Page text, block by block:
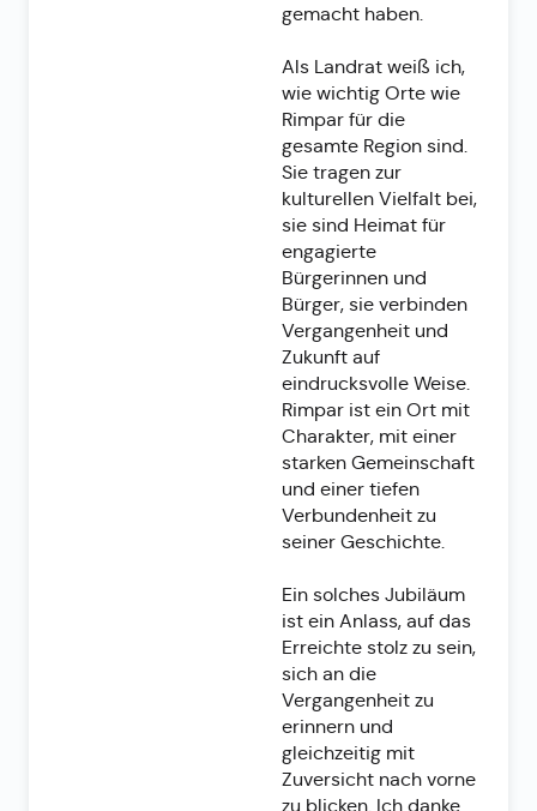
gemacht haben.
Als Landrat weiß ich,
wie wichtig Orte wie
Rimpar für die
gesamte Region sind.
Sie tragen zur
kulturellen Vielfalt bei,
sie sind Heimat für
engagierte
Bürgerinnen und
Bürger, sie verbinden
Vergangenheit und
Zukunft auf
eindrucksvolle Weise.
Rimpar ist ein Ort mit
Charakter, mit einer
starken Gemeinschaft
und einer tiefen
Verbundenheit zu
seiner Geschichte.
Ein solches Jubiläum
ist ein Anlass, auf das
Erreichte stolz zu sein,
sich an die
Vergangenheit zu
erinnern und
gleichzeitig mit
Zuversicht nach vorne
zu blicken. Ich danke